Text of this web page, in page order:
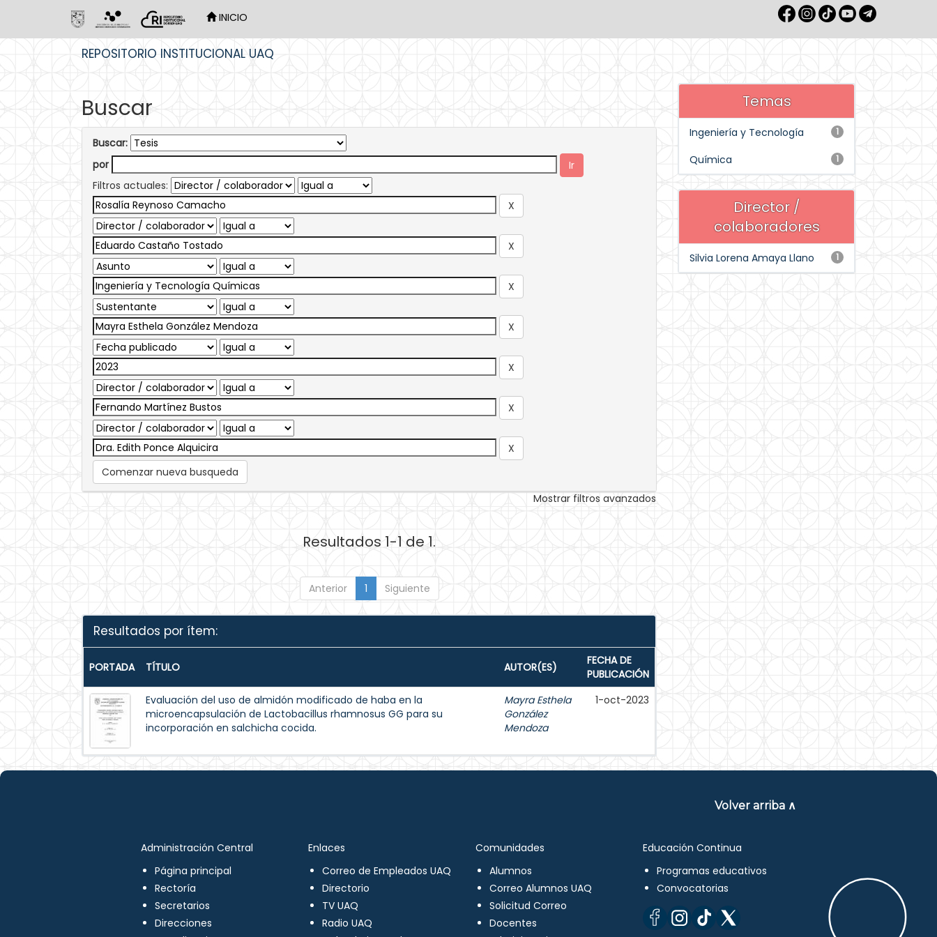
INICIO
REPOSITORIO INSTITUCIONAL UAQ
Buscar
Buscar:
por
Filtros actuales:
Comenzar nueva busqueda
Mostrar filtros avanzados
Resultados 1-1 de 1.
Anterior 1 Siguiente
Resultados por ítem:
PORTADA TÍTULO AUTOR(ES)
FECHA DE
PUBLICACIÓN
Evaluación del uso de almidón modificado de haba en la
microencapsulación de Lactobacillus rhamnosus GG para su
incorporación en salchicha cocida.
Mayra Esthela
González
Mendoza
1-oct-2023
Temas
1
Ingeniería y Tecnología
1
Química
Director /
colaboradores
1
Silvia Lorena Amaya Llano
Volver arriba ∧
Administración Central
Página principal
Rectoría
Secretarios
Direcciones
Enlaces
Correo de Empleados UAQ
Directorio
TV UAQ
Radio UAQ
Comunidades
Alumnos
Correo Alumnos UAQ
Solicitud Correo
Docentes
Educación Continua
Programas educativos
Convocatorias